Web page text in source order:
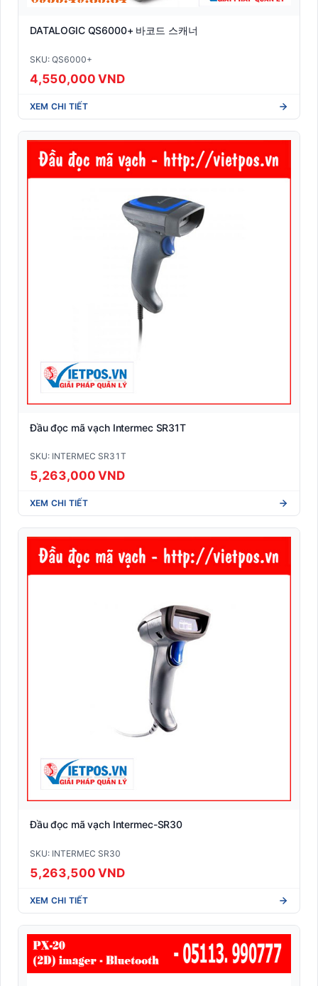
DATALOGIC QS6000+ 바코드 스캐너
SKU: QS6000+
4,550,000 VND
XEM CHI TIẾT
Đầu đọc mã vạch Intermec SR31T
SKU: INTERMEC SR31T
5,263,000 VND
XEM CHI TIẾT
Đầu đọc mã vạch Intermec-SR30
SKU: INTERMEC SR30
5,263,500 VND
XEM CHI TIẾT